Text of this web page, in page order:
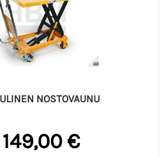
NOSTOVAUNU
149,00 €